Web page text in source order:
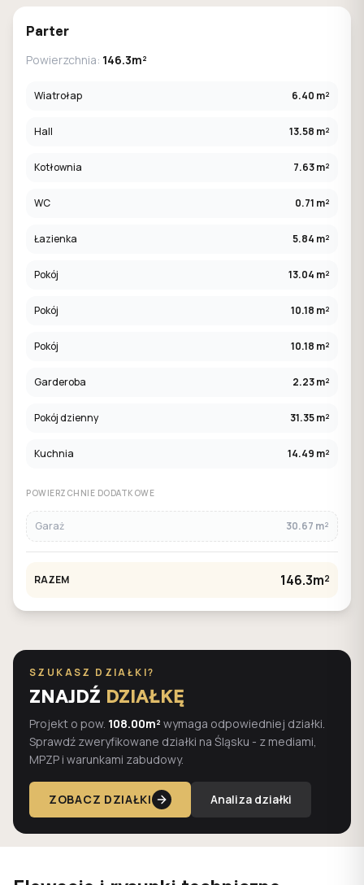
Parter
Powierzchnia: 146.3m²
Wiatrołap 6.40 m²
Hall 13.58 m²
Kotłownia 7.63 m²
WC 0.71 m²
Łazienka 5.84 m²
Pokój 13.04 m²
Pokój 10.18 m²
Pokój 10.18 m²
Garderoba 2.23 m²
Pokój dzienny 31.35 m²
Kuchnia 14.49 m²
POWIERZCHNIE DODATKOWE
Garaż 30.67 m²
RAZEM 146.3m²
SZUKASZ DZIAŁKI?
ZNAJDŹ DZIAŁKĘ
Projekt o pow. 108.00m² wymaga odpowiedniej działki.
Sprawdź zweryfikowane działki na Śląsku - z mediami,
MPZP i warunkami zabudowy.
ZOBACZ DZIAŁKI Analiza działki